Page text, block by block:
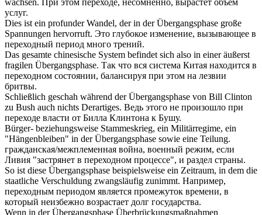
wachsen. При этом переходе, несомненно, вырастет объем
услуг.
Dies ist ein profunder Wandel, der in derÜbergangsphase große
Spannungen hervorruft. Это глубокое изменение, вызывающее в
переходный период много трений.
Das gesamte chinesische System befindet sich also in einer äußerst
fragilen Übergangsphase. Так что вся система Китая находится в
переходном состоянии, балансируя при этом на лезвии
бритвы.
Schließlich geschah während derÜbergangsphase von Bill Clinton
zu Bush auch nichts Derartiges. Ведь этого не произошло при
переходе власти от Билла Клинтона к Бушу.
Bürger- beziehungsweise Stammeskrieg, ein Militärregime, ein
"Hängenbleiben" in derÜbergangsphase sowie eine Teilung.
гражданская/межплеменная война, военный режим, если
Ливия "застрянет в переходном процессе", и раздел страны.
So ist diese Übergangsphase beispielsweise ein Zeitraum, in dem die
staatliche Verschuldung zwangsläufig zunimmt. Например,
переходным периодом является промежуток времени, в
который неизбежно возрастает долг государства.
Wenn in derÜbergangsphase Überbrückungsmaßnahmen